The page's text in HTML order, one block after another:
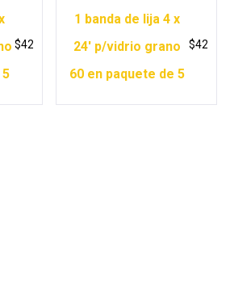
$42
1 banda de lija 4 x
24′ p/vidrio grano
60 en paquete de 5
$42